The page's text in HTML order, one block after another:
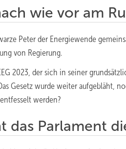
wie vor am
Peter der Energiewende
von Regierung.
2023, der sich in seiner
Gesetz wurde weiter aufgebläht,
werden?
das Parlament